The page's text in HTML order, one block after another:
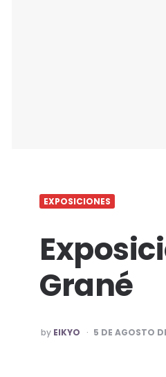
EXPOSICIONES
Grané
POSTED
BY
by EIKYO 5 DE AGOSTO